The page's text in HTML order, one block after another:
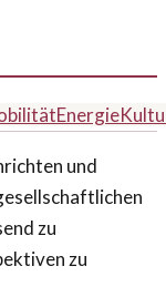
Energie
und
zu
zu